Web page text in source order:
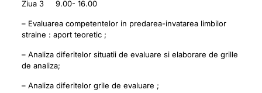
Ziua 3 9.00- 16.00
– Evaluarea competentelor in predarea-invatarea limbilor
straine : aport teoretic ;
– Analiza diferitelor situatii de evaluare si elaborare de grille
de analiza;
– Analiza diferitelor grile de evaluare ;